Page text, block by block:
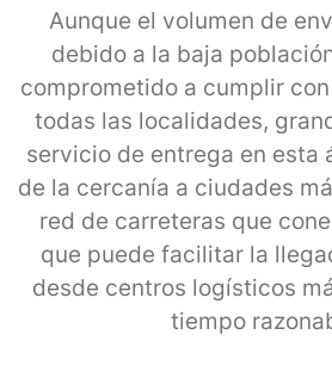
Aunque el volumen de
debido a la baja
comprometido a cumplir
todas las localidades,
servicio de entrega en esta
de la cercanía a ciudades
red de carreteras que
que puede facilitar la
desde centros logísticos
tiempo